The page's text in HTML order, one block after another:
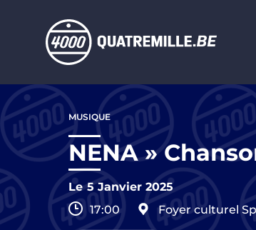
Aller
au
contenu
principal
MUSIQUE
NENA »
Le 5 Janvier 2025
17:00
Foyer culturel